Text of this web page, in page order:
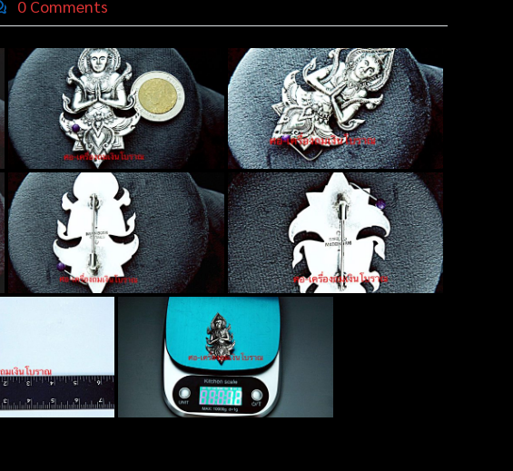
0 Comments